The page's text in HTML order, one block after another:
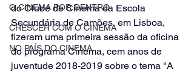
O CINEMA POR DENTRO
CRESCER COM O CINEMA
NO PAÍS DO CINEMA
do Clube de Cinema da Escola
Secundária de Camões, em Lisboa,
fizeram uma primeira sessão da oficina
do programa Cinema, cem anos de
juventude 2018-2019 sobre o tema "A